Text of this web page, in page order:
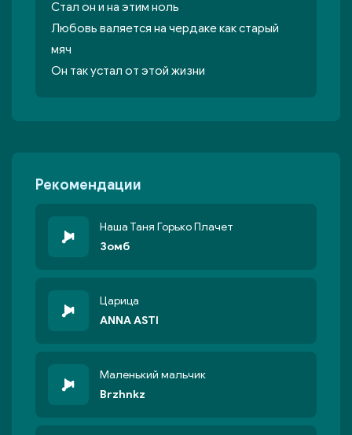
Стал он и на этим ноль
Любовь валяется на чердаке как старый
мяч
Он так устал от этой жизни
Рекомендации
Наша Таня Горько Плачет
Зомб
Царица
ANNA ASTI
Маленький мальчик
Brzhnkz